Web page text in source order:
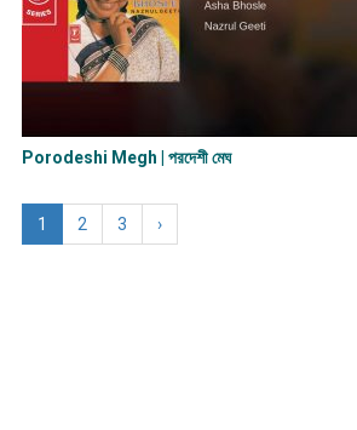
Porodeshi Megh | পরদেশী মেঘ
1 2 3 ›